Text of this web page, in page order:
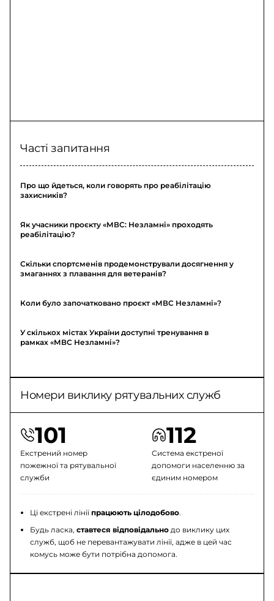
Часті запитання
Про що йдеться, коли говорять про реабілітацію
захисників?
Як учасники проєкту «МВС: Незламні» проходять
реабілітацію?
Скільки спортсменів продемонстрували досягнення у
змаганнях з плавання для ветеранів?
Коли було започатковано проєкт «МВС Незламні»?
У скількох містах України доступні тренування в
рамках «МВС Незламні»?
Номери виклику рятувальних служб
101
Екстрений номер
пожежної та рятувальної
служби
112
Система екстреної
допомоги населенню за
єдиним номером
Ці екстрені лініїпрацюють цілодобово.
Будь ласка,ставтеся відповідально до виклику цих
служб, щоб не перевантажувати лінії, адже в цей час
комусь може бути потрібна допомога.